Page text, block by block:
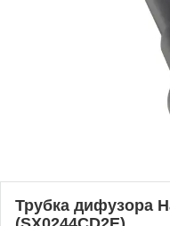
Трубка дифузора